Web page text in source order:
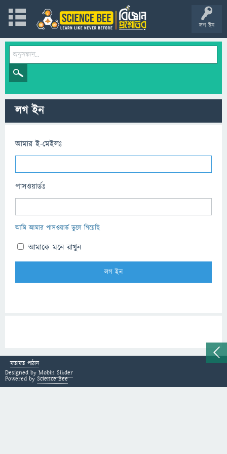
লগ ইন
লগ ইন
আমার ই-মেইলঃ
পাসওয়ার্ডঃ
আমি আমার পাসওয়ার্ড ভুলে গিয়েছি
আমাকে মনে রাখুন
মতামত পাঠান
Designed by Mobin Sikder
Powered by Science Bee